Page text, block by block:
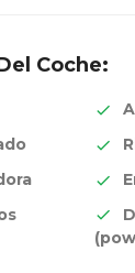
Coche: